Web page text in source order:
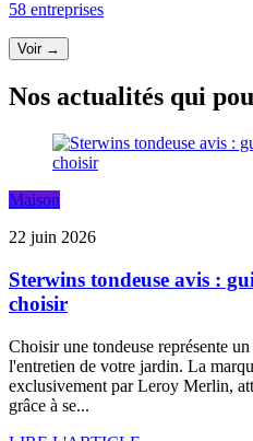
58 entreprises
Voir →
Nos actualités qui
Maison
22 juin 2026
Sterwins tondeuse avis :
choisir
Choisir une tondeuse représente
l'entretien de votre jardin. La
exclusivement par Leroy Merlin,
grâce à se...